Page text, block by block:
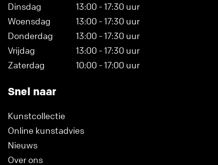
Dinsdag
13:00 - 17:30 uur
Woensdag
13:00 - 17:30 uur
Donderdag
13:00 - 17:30 uur
Vrijdag
13:00 - 17:30 uur
Zaterdag
10:00 - 17:00 uur
Snel naar
Kunstcollectie
Online kunstadvies
Nieuws
Over ons